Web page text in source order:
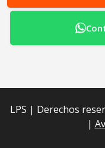
LPS | Derechos
|